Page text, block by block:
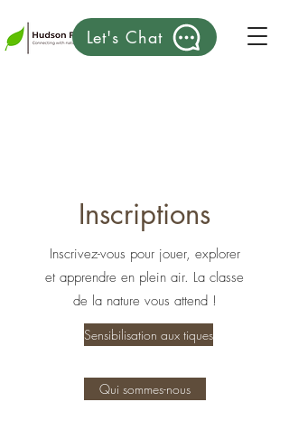
Let's Chat
Inscriptions
Inscrivez-vous pour jouer, explorer
et apprendre en plein air. La classe
de la nature vous attend !
Sensibilisation aux tiques
Qui sommes-nous